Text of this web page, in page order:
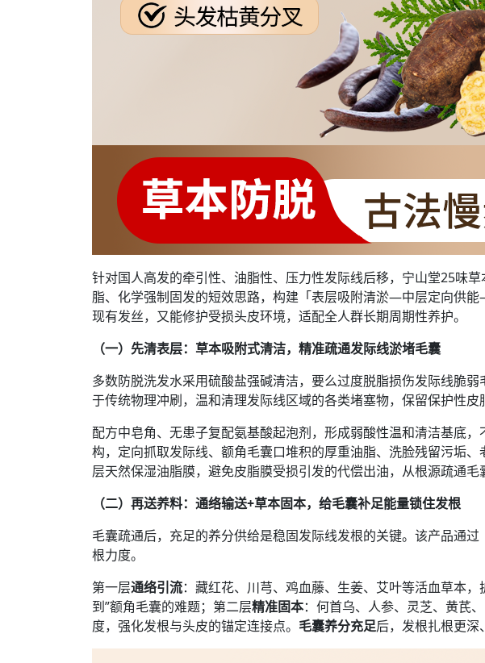
针对国人高发的牵引性、油脂性、压力性发际线后移，宁山堂25味
脂、化学强制固发的短效思路，构建「表层吸附清淤—中层定向供
现有发丝，又能修护受损头皮环境，适配全人群长期周期性养护。
（一）先清表层：草本吸附式清洁，精准疏通发际线淤堵毛囊
多数防脱洗发水采用硫酸盐强碱清洁，要么过度脱脂损伤发际线脆
于传统物理冲刷，温和清理发际线区域的各类堵塞物，保留保护性皮
配方中皂角、无患子复配氨基酸起泡剂，形成弱酸性温和清洁基底
构，定向抓取发际线、额角毛囊口堆积的厚重油脂、洗脸残留污垢
层天然保湿油脂膜，避免皮脂膜受损引发的代偿出油，从根源疏通
（二）再送养料：通络输送+草本固本，给毛囊补足能量锁住发根
毛囊疏通后，充足的养分供给是稳固发际线发根的关键。该产品通
根力度。
第一层通络引流：藏红花、川芎、鸡血藤、生姜、艾叶等活血草本
到”额角毛囊的难题；第二层精准固本：何首乌、人参、灵芝、黄芪
度，强化发根与头皮的锚定连接点。 毛囊养分充足后，发根扎根更深